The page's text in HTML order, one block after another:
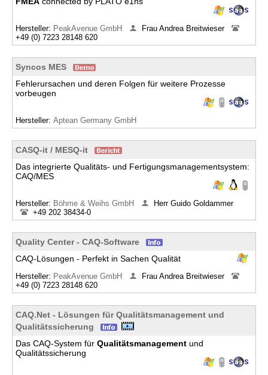
Hersteller: PeakAvenue GmbH
Frau Andrea Breitwieser
+49 (0) 7223 28148 620
Syncos MES
Fehlerursachen und deren Folgen für weitere Prozesse
vorbeugen
Hersteller: Aptean Germany GmbH
CASQ-it / MESQ-it
Das integrierte Qualitäts- und Fertigungsmanagementsystem:
CAQ/MES
Hersteller: Böhme & Weihs GmbH
Herr Guido Goldammer
+49 202 38434-0
Quality Center - CAQ-Software
CAQ-Lösungen - Perfekt in Sachen Qualität
Hersteller: PeakAvenue GmbH
Frau Andrea Breitwieser
+49 (0) 7223 28148 620
CAQ.Net - Lösungen für Qualitätsmanagement und
Qualitätssicherung
Das CAQ-System für Qualitätsmanagement und
Qualitätssicherung